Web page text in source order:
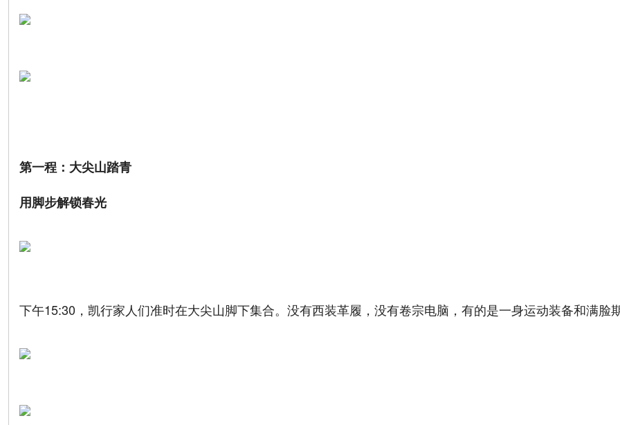
第一程：大尖山踏青
用脚步解锁春光
下午15:30，凯行家人们准时在大尖山脚下集合。没有西装革履，没有卷宗电脑，有的是一身运动装备和满脸